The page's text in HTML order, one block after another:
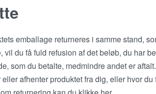
emballage returneres i samme stand,
vil du få fuld refusion af det beløb, du har
som du betalte, medmindre andet er
afhenter produktet fra dig, eller hvor